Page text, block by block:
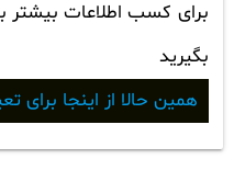
برای کسب اطلاعات بیشتر
بگیرید
همین حالا از اینجا برای